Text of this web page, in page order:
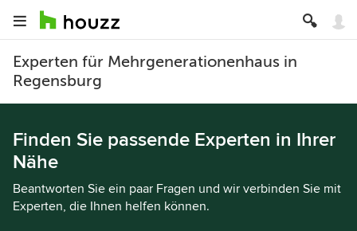
Experten für Mehrgenerationenhaus in
Regensburg
Finden Sie passende Experten in Ihrer
Nähe
Beantworten Sie ein paar Fragen und wir verbinden Sie mit
Experten, die Ihnen helfen können.